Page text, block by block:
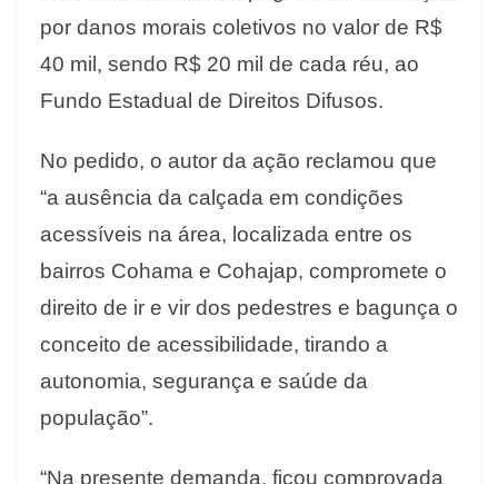
por danos morais coletivos no valor de R$
40 mil, sendo R$ 20 mil de cada réu, ao
Fundo Estadual de Direitos Difusos.
No pedido, o autor da ação reclamou que
“a ausência da calçada em condições
acessíveis na área, localizada entre os
bairros Cohama e Cohajap, compromete o
direito de ir e vir dos pedestres e bagunça o
conceito de acessibilidade, tirando a
autonomia, segurança e saúde da
população”.
“Na presente demanda, ficou comprovada